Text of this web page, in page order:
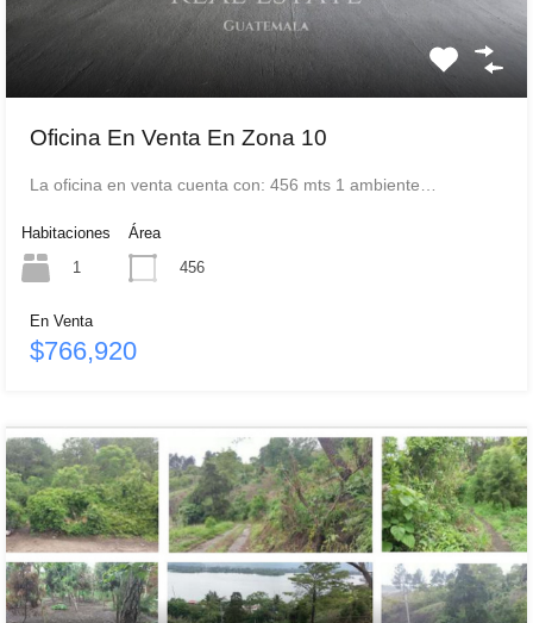
Oficina En Venta En Zona 10
La oficina en venta cuenta con: 456 mts 1 ambiente…
Habitaciones
1
Área
456
En Venta
$766,920